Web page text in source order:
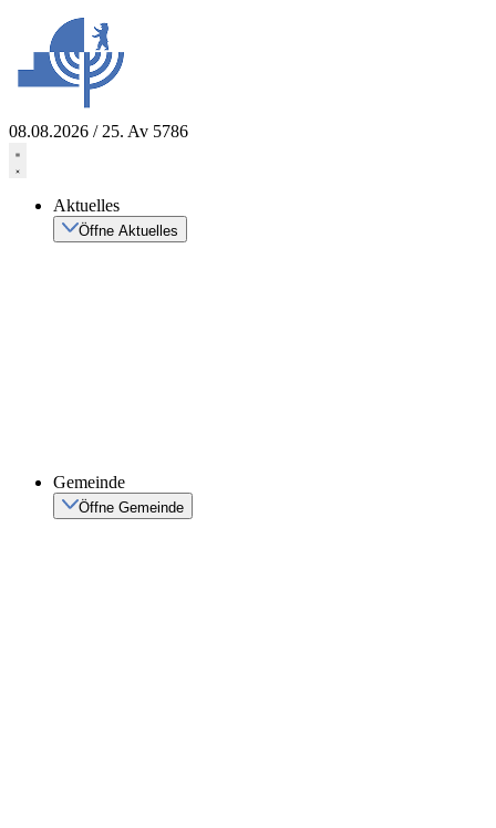
springen
08.08.2026 / 25. Av 5786
Aktuelles
Öffne Aktuelles
Gemeinde
Öffne Gemeinde